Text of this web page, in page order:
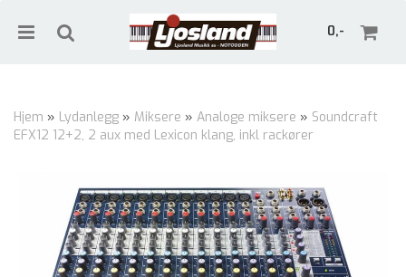
0,-
Hjem » Lydanlegg » Miksere » Analoge miksere » Soundcraft
EFX12 12+2, 2 aux med Lexicon klang, inkl rackører
Trykk ENTER for å søke